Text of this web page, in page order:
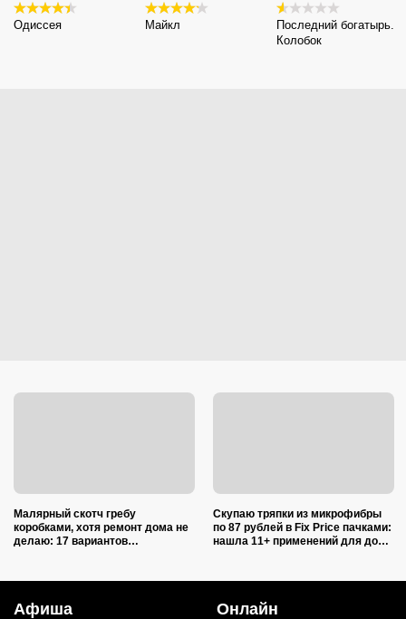
Одиссея Майкл
Последний богатырь.
Колобок
Малярный скотч гребу
коробками, хотя ремонт дома не
делаю: 17 вариантов
Скупаю тряпки из микрофибры
по 87 рублей в Fix Price пачками:
нашла 11+ применений для дома
Афиша Онлайн